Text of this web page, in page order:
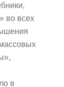
во всех
в